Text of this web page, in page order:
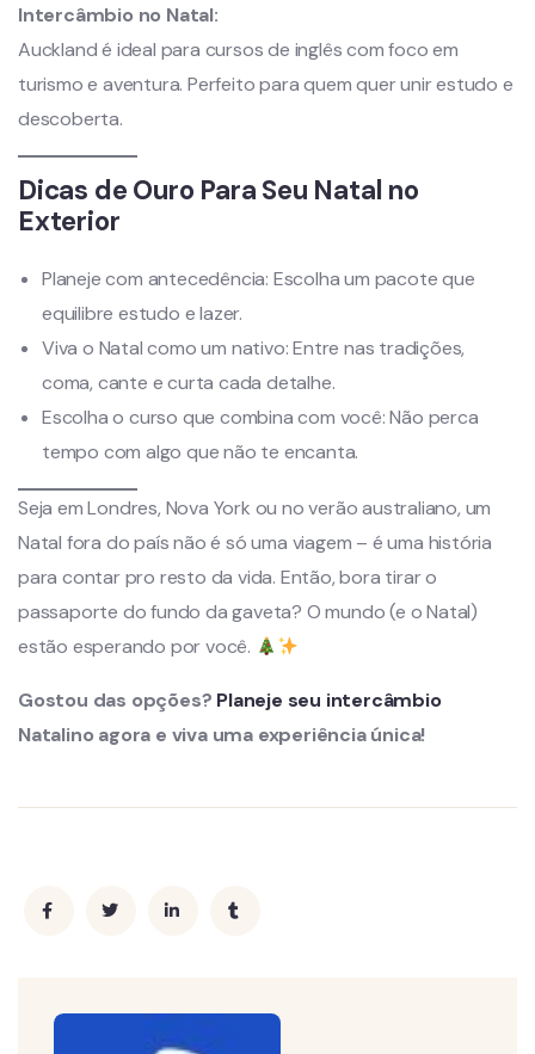
Intercâmbio no Natal:
Auckland é ideal para cursos de inglês com foco em
turismo e aventura. Perfeito para quem quer unir estudo e
descoberta.
Dicas de Ouro Para Seu Natal no
Exterior
Planeje com antecedência: Escolha um pacote que
equilibre estudo e lazer.
Viva o Natal como um nativo: Entre nas tradições,
coma, cante e curta cada detalhe.
Escolha o curso que combina com você: Não perca
tempo com algo que não te encanta.
Seja em Londres, Nova York ou no verão australiano, um
Natal fora do país não é só uma viagem – é uma história
para contar pro resto da vida. Então, bora tirar o
passaporte do fundo da gaveta? O mundo (e o Natal)
estão esperando por você.
Gostou das opções? Planeje seu intercâmbio
Natalino agora e viva uma experiência única!